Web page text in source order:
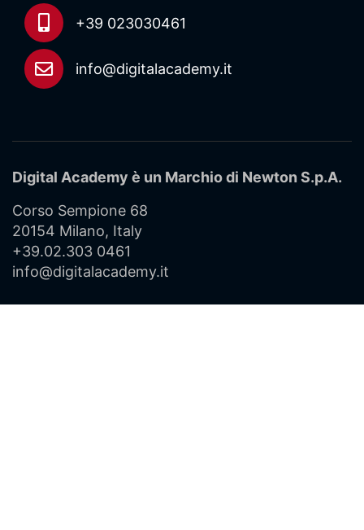
+39 023030461
info@digitalacademy.it
Digital Academy è un Marchio di Newton S.p.A.
Corso Sempione 68
20154 Milano, Italy
+39.02.303 0461
info@digitalacademy.it